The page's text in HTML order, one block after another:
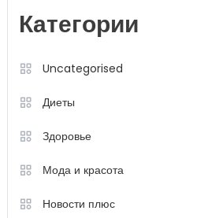
Категории
Uncategorised
Диеты
Здоровье
Мода и красота
Новости плюс